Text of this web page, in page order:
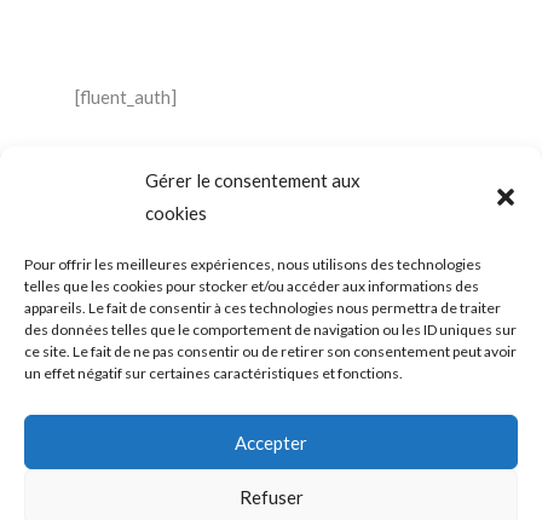
Gérer le consentement aux
cookies
Pour offrir les meilleures expériences, nous utilisons des technologies
telles que les cookies pour stocker et/ou accéder aux informations des
appareils. Le fait de consentir à ces technologies nous permettra de traiter
des données telles que le comportement de navigation ou les ID uniques sur
ce site. Le fait de ne pas consentir ou de retirer son consentement peut avoir
un effet négatif sur certaines caractéristiques et fonctions.
Accepter
Refuser
[fluent_auth]
SADAM (Syndrome Algo-Dysfonctionnel de l’Appareil
l’articulation temporo-mandibulaire) – Troubles temporo-
mandibulaires. Douleurs de l’ATM – Blocage de la mâchoire –
Bruits – Articulation de la mâchoire. Douleur mâchoire
Copyright © 2026 shortcodeATM Guide Douleurs et/ou blocages
de la mâchoire -
Politique de confidentialité